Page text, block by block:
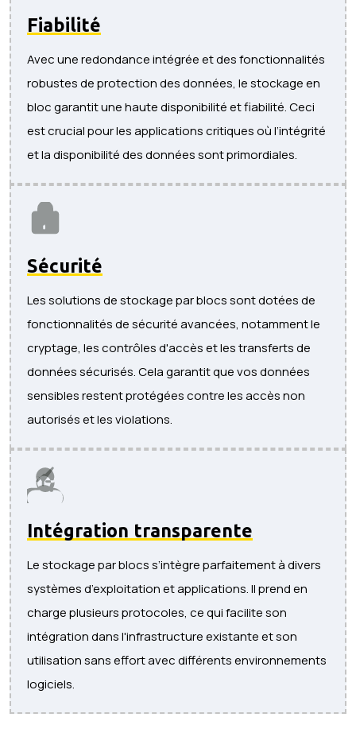
Fiabilité
Avec une redondance intégrée et des fonctionnalités
robustes de protection des données, le stockage en
bloc garantit une haute disponibilité et fiabilité. Ceci
est crucial pour les applications critiques où l’intégrité
et la disponibilité des données sont primordiales.
Sécurité
Les solutions de stockage par blocs sont dotées de
fonctionnalités de sécurité avancées, notamment le
cryptage, les contrôles d'accès et les transferts de
données sécurisés. Cela garantit que vos données
sensibles restent protégées contre les accès non
autorisés et les violations.
Intégration transparente
Le stockage par blocs s’intègre parfaitement à divers
systèmes d’exploitation et applications. Il prend en
charge plusieurs protocoles, ce qui facilite son
intégration dans l'infrastructure existante et son
utilisation sans effort avec différents environnements
logiciels.